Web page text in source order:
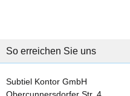
So erreichen Sie uns
Subtiel Kontor GmbH